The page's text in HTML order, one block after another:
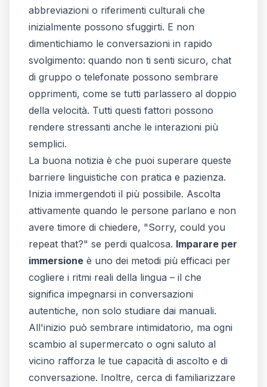
abbreviazioni o riferimenti culturali che
inizialmente possono sfuggirti. E non
dimentichiamo le conversazioni in rapido
svolgimento: quando non ti senti sicuro, chat
di gruppo o telefonate possono sembrare
opprimenti, come se tutti parlassero al doppio
della velocità. Tutti questi fattori possono
rendere stressanti anche le interazioni più
semplici.
La buona notizia è che puoi superare queste
barriere linguistiche con pratica e pazienza.
Inizia immergendoti il più possibile. Ascolta
attivamente quando le persone parlano e non
avere timore di chiedere, "Sorry, could you
repeat that?" se perdi qualcosa. Imparare per
immersione è uno dei metodi più efficaci per
cogliere i ritmi reali della lingua – il che
significa impegnarsi in conversazioni
autentiche, non solo studiare dai manuali.
All'inizio può sembrare intimidatorio, ma ogni
scambio al supermercato o ogni saluto al
vicino rafforza le tue capacità di ascolto e di
conversazione. Inoltre, cerca di familiarizzare